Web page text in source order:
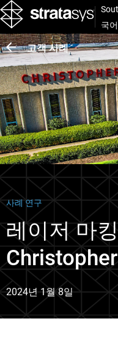
국
고객 사례
사례 연구
레이저 마
2024년 1월 8일